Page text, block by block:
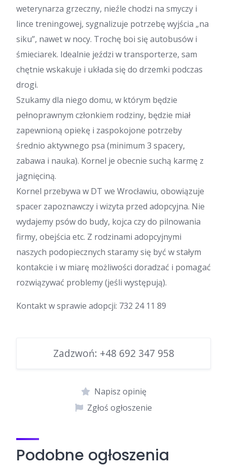
weterynarza grzeczny, nieźle chodzi na smyczy i
lince treningowej, sygnalizuje potrzebę wyjścia „na
siku”, nawet w nocy. Trochę boi się autobusów i
śmieciarek. Idealnie jeździ w transporterze, sam
chętnie wskakuje i układa się do drzemki podczas
drogi.
Szukamy dla niego domu, w którym będzie
pełnoprawnym członkiem rodziny, będzie miał
zapewnioną opiekę i zaspokojone potrzeby
średnio aktywnego psa (minimum 3 spacery,
zabawa i nauka). Kornel je obecnie suchą karmę z
jagnięciną.
Kornel przebywa w DT we Wrocławiu, obowiązuje
spacer zapoznawczy i wizyta przed adopcyjna. Nie
wydajemy psów do budy, kojca czy do pilnowania
firmy, obejścia etc. Z rodzinami adopcyjnymi
naszych podopiecznych staramy się być w stałym
kontakcie i w miarę możliwości doradzać i pomagać
rozwiązywać problemy (jeśli występują).
Kontakt w sprawie adopcji: 732 24 11 89
Zadzwoń: +48 692 347 958
Napisz opinię
Zgłoś ogłoszenie
Podobne ogłoszenia